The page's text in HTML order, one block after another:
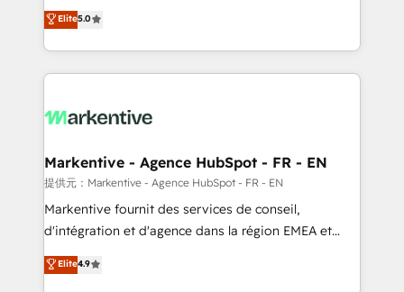
ンツとサイト構造を最適化。 🏆 なぜ100incを選ぶの
か？ ✓ HubSpot Eliteパートナー認定 ✓ HubSpotアワ
ード受賞・HUGリーダー ✓ ISO27001:2022 /
HubSpot大百科 出版 CRM・AI活用に関するご相談、現
せください。
expertise. - A team of 250+ experts dedicated to
your resilient growth.
companies activate HubSpot’s AI-powered
customer platform and operationalize HubSpot’s
Loop Marketing framework through expert-led
services, smart agents, and purpose-built apps,
results, fast. ⚙️CRM & RevOps: Align all Hubs to your
🎯Demand Gen & ABM: Drive pipeline with inbound,
ABM, AEO, SEO, & paid media. 👩‍💻Web Design:
Build high-performing websites with UX, messaging,
& conversion strategy that drive results. 🤖AI
AI, & maximize AEO with tailored AI services. 🧩
Integrations: Extend HubSpot with custom
Elite5.0
Markentive - Agence HubSpot - FR - EN
提供元：Markentive - Agence HubSpot - FR - EN
Markentive fournit des services de conseil,
d'intégration et d'agence dans la région EMEA et
North America. Avec plus de 115 experts en
marketing automation, Growth, Revops, CRM et
Elite4.9